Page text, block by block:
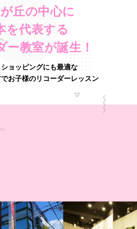
丘の中心に
を代表する
ー教室が誕生！
ョッピングにも最適な
お子様のリコーダーレッスン